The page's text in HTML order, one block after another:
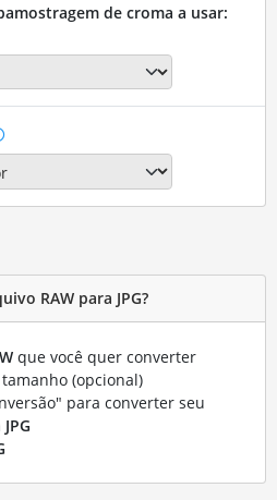
de croma a usar:
RAW para JPG?
que você quer converter
(opcional)
para converter seu